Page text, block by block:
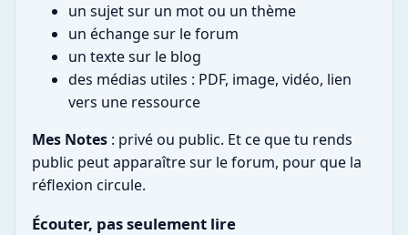
un sujet sur un mot ou un thème
un échange sur le forum
un texte sur le blog
des médias utiles : PDF, image, vidéo, lien
vers une ressource
Mes Notes: privé ou public. Et ce que tu rends
public peut apparaître sur le forum, pour que la
réflexion circule.
Écouter, pas seulement lire